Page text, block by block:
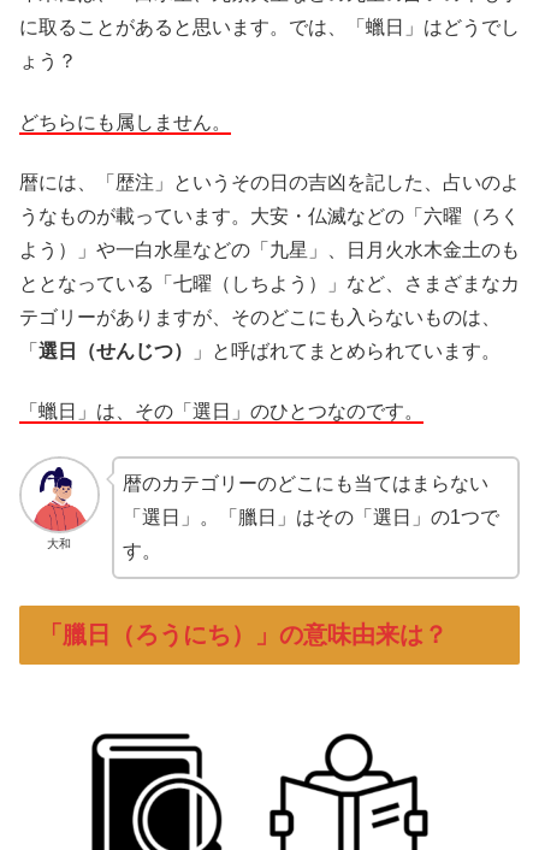
に取ることがあると思います。では、「蠟日」はどうでし
ょう？
どちらにも属しません。
暦には、「歴注」というその日の吉凶を記した、占いのよ
うなものが載っています。大安・仏滅などの「六曜（ろく
よう）」や一白水星などの「九星」、日月火水木金土のも
ととなっている「七曜（しちよう）」など、さまざまなカ
テゴリーがありますが、そのどこにも入らないものは、
「 選日（せんじつ） 」と呼ばれてまとめられています。
「蠟日」は、その「選日」のひとつなのです。
大和
暦のカテゴリーのどこにも当てはまらない
「選日」。「臘日」はその「選日」の1つで
す。
「臘日（ろうにち）」の意味由来は？